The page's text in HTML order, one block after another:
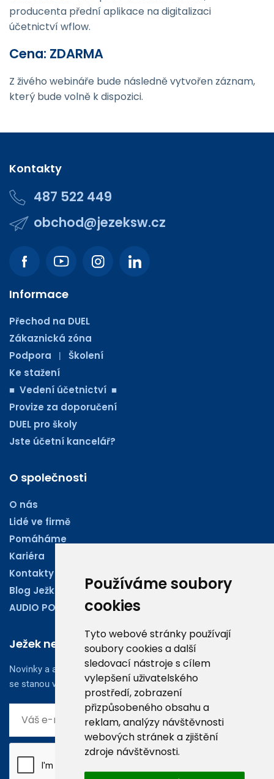
Používáme soubory
cookies
Tyto webové stránky používají
soubory cookies a další
sledovací nástroje s cílem
vylepšení uživatelského
prostředí, zobrazení
přizpůsobeného obsahu a
reklam, analýzy návštěvnosti
webových stránek a zjištění
zdroje návštěvnosti.
producenta přední aplikace na digitalizaci
účetnictví wflow.
Cena: ZDARMA
Z živého webináře bude následně vytvořen záznam,
který bude volně k dispozici.
Kontakty
487 522 449
obchod@jezeksw.cz
Informace
Přechod na DUEL
Zákaznická zóna
Podpora
| Školení
Ke stažení
■ Vedení účetnictví ■
Provize za doporučení
DUEL pro školy
Jste účetní kancelář?
O společnosti
O nás
Lidé ve firmě
Pomáháme
Kariéra
Kontakty
Blog Ježkoviny
AUDIO PODCASTY
Ježek newsletter
Novinky a aktuality z oboru účetnictví, obchodu či legislativy
se stanou vaším dobrým rádcem.